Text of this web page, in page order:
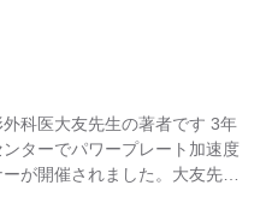
外科医大友先生の著者です 3年
ターでパワープレート加速度
が開催されました。大友先生